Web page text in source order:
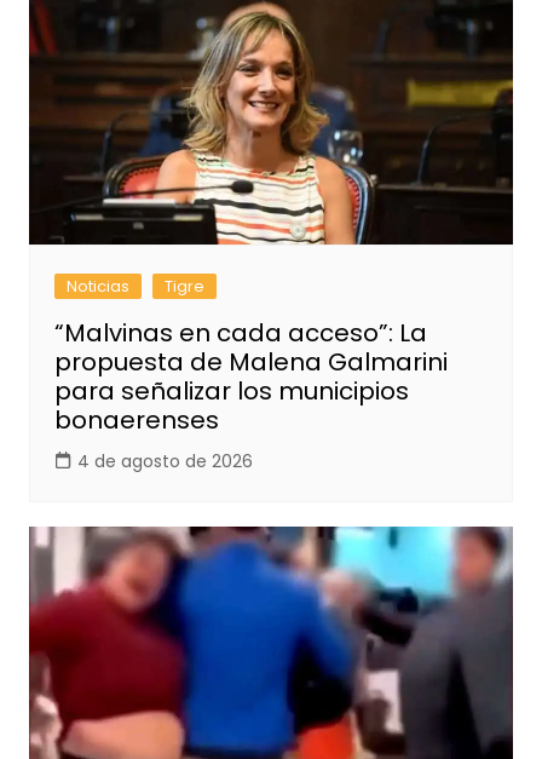
Noticias Tigre
“Malvinas en cada acceso”: La
propuesta de Malena Galmarini
para señalizar los municipios
bonaerenses
4 de agosto de 2026